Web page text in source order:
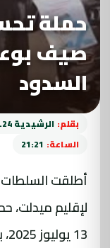
حملة
صيف
السدود
بقلم: الرشيدية 24..
الساعة: 21:21
أطلقت السلطات
لإقليم ميدلت،